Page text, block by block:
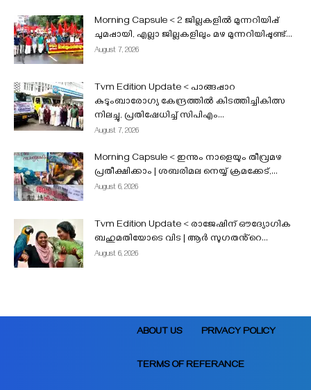
Morning Capsule < 2 ജില്ലകളിൽ മുന്നറിയിപ്പ്
ചുമപ്പായി, എല്ലാ ജില്ലകളിലും മഴ മുന്നറിയിപ്പുണ്ട്...
August 7, 2026
Tvm Edition Update < പാങ്ങപ്പാറ
കുടുംബാരോഗ്യ കേന്ദ്രത്തിൽ കിടത്തിച്ചികിത്സ
നിലച്ചു, പ്രതിഷേധിച്ച് സിപിഎം...
August 7, 2026
Morning Capsule < ഇന്നും നാളെയും തീവ്രമഴ
പ്രതീക്ഷിക്കാം | ശബരിമല നെയ്യ് ക്രമക്കേട്,...
August 6, 2026
Tvm Edition Update < രാജേഷിന് ഔദ്യോഗിക
ബഹുമതിയോടെ വിട | ആർ സുഗതൻ്റെ...
August 6, 2026
ABOUT US PRIVACY POLICY
TERMS OF REFERANCE